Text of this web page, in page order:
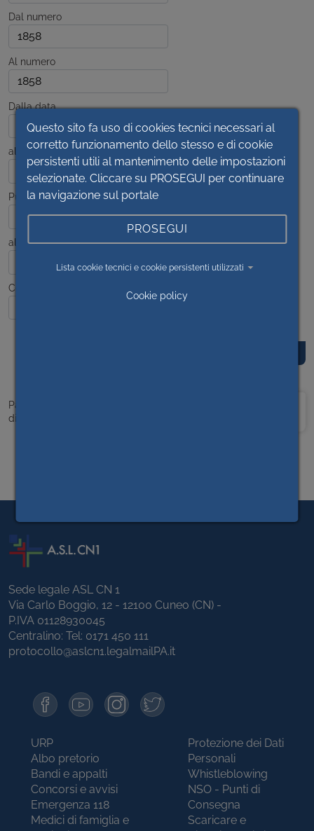
Dal numero
Al numero
Dalla data
alla data
Pubblicato dal
al
Contenuto
Pagina 1
di 1
Sede legale ASL CN 1
Via Carlo Boggio, 12 - 12100 Cuneo (CN) -
P.IVA 01128930045
Centralino: Tel: 0171 450 111
protocollo@aslcn1.legalmailPA.it
URP
Albo pretorio
Bandi e appalti
Concorsi e avvisi
Emergenza 118
Medici di famiglia e
Protezione dei Dati
Personali
Whistleblowing
NSO - Punti di
Consegna
Scaricare e
Questo sito fa uso di cookies tecnici necessari al
corretto funzionamento dello stesso e di cookie
persistenti utili al mantenimento delle impostazioni
selezionate. Cliccare su PROSEGUI per continuare
la navigazione sul portale
PROSEGUI
Lista cookie tecnici e cookie persistenti utilizzati
Cookie policy